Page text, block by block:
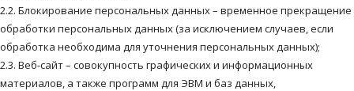
2.2. Блокирование персональных данных – временное прекращение
обработки персональных данных (за исключением случаев, если
обработка необходима для уточнения персональных данных);
2.3. Веб-сайт – совокупность графических и информационных
материалов, а также программ для ЭВМ и баз данных,